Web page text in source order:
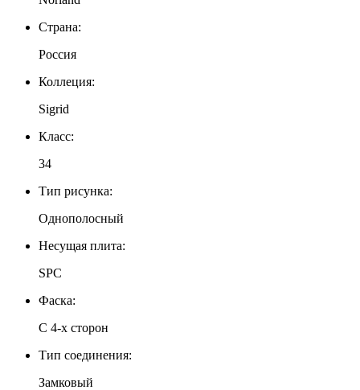
Страна:
Россия
Коллеция:
Sigrid
Класс:
34
Тип рисунка:
Однополосный
Несущая плита:
SPC
Фаска:
С 4-х сторон
Тип соединения:
Замковый